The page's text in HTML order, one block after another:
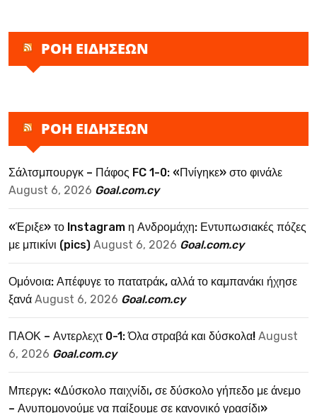
ΡΟΗ ΕΙΔΗΣΕΩΝ
ΡΟΗ ΕΙΔΗΣΕΩΝ
Σάλτσμπουργκ – Πάφος FC 1-0: «Πνίγηκε» στο φινάλε
August 6, 2026 Goal.com.cy
«Έριξε» το Instagram η Ανδρομάχη: Εντυπωσιακές πόζες
με μπικίνι (pics) August 6, 2026 Goal.com.cy
Ομόνοια: Απέφυγε το πατατράκ, αλλά το καμπανάκι ήχησε
ξανά August 6, 2026 Goal.com.cy
ΠΑΟΚ – Αντερλεχτ 0-1: Όλα στραβά και δύσκολα! August
6, 2026 Goal.com.cy
Μπεργκ: «Δύσκολο παιχνίδι, σε δύσκολο γήπεδο με άνεμο
– Ανυπομονούμε να παίξουμε σε κανονικό γρασίδι»